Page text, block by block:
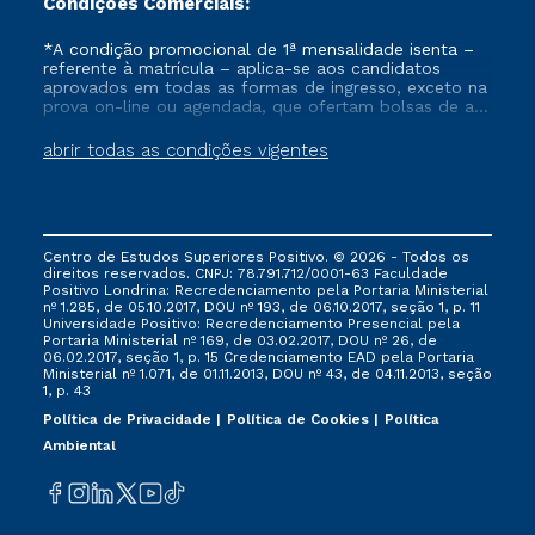
abrir todas as condições vigentes
*A condição promocional de 1ª mensalidade isenta –
referente à matrícula – aplica-se aos candidatos
aprovados em todas as formas de ingresso, exceto na
prova on-line ou agendada, que ofertam bolsas de até
vigente, que ainda não tenham efetivado e/ou não
tenham cancelado ou trancado sua matrícula em uma
via FIES, Prouni e outros programas governamentais, e
não se acumula com nenhuma outra campanha
ofertada pela Instituição.
Centro de Estudos Superiores Positivo. © 2026 - Todos os
direitos reservados. CNPJ: 78.791.712/0001-63 Faculdade
Positivo Londrina: Recredenciamento pela Portaria Ministerial
nº 1.285, de 05.10.2017, DOU nº 193, de 06.10.2017, seção 1, p. 11
Universidade Positivo: Recredenciamento Presencial ​pela
Portaria Ministerial nº 169, de 03.02.2017, DOU nº 26, de
06.02.2017, seção 1, p. 15 Credenciamento EAD pela Portaria
Ministerial nº 1.071, de 01.11.2013, DOU nº 43, de 04.11.2013, seção
1, p. 43
Política de Privacidade
Política de Cookies
Política
Ambiental